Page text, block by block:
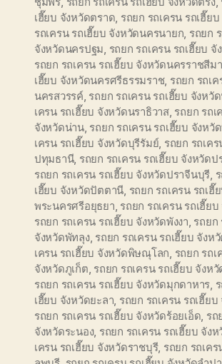
เฮี๊ยบ จังหวัดตราด, รถยก รถเครน รถเฮี๊ย
รถเครน รถเฮี๊ยบ จังหวัดนครนายก, รถยก
จังหวัดนครปฐม, รถยก รถเครน รถเฮี๊ยบ
รถยก รถเครน รถเฮี๊ยบ จังหวัดนครราชสีมา
เฮี๊ยบ จังหวัดนครศรีธรรมราช, รถยก รถเ
นครสวรรค์, รถยก รถเครน รถเฮี๊ยบ จังหวั
เครน รถเฮี๊ยบ จังหวัดนราธิวาส, รถยก รถเ
จังหวัดน่าน, รถยก รถเครน รถเฮี๊ยบ จังหวั
เครน รถเฮี๊ยบ จังหวัดบุรีรัมย์, รถยก รถเค
ปทุมธานี, รถยก รถเครน รถเฮี๊ยบ จังหวัด
รถยก รถเครน รถเฮี๊ยบ จังหวัดปราจีนบุรี,
เฮี๊ยบ จังหวัดปัตตานี, รถยก รถเครน รถเฮี๊
พระนครศรีอยุธยา, รถยก รถเครน รถเฮี๊ย
รถยก รถเครน รถเฮี๊ยบ จังหวัดพังงา, รถยก
จังหวัดพัทลุง, รถยก รถเครน รถเฮี๊ยบ จังห
เครน รถเฮี๊ยบ จังหวัดพิษณุโลก, รถยก รถเ
จังหวัดภูเก็ต, รถยก รถเครน รถเฮี๊ยบ จังห
รถยก รถเครน รถเฮี๊ยบ จังหวัดมุกดาหาร,
เฮี๊ยบ จังหวัดยะลา, รถยก รถเครน รถเฮี๊ย
รถยก รถเครน รถเฮี๊ยบ จังหวัดร้อยเอ็ด, รถ
จังหวัดระนอง, รถยก รถเครน รถเฮี๊ยบ จังห
เครน รถเฮี๊ยบ จังหวัดราชบุรี, รถยก รถเค